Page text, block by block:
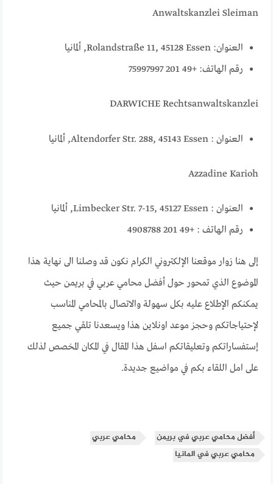
Anwaltskanzlei Sleiman
العنوان: Rolandstraße 11, 45128 Essen, ألمانيا
رقم الهاتف: +49 201 75997997
DARWICHE Rechtsanwaltskanzlei
العنوان : Altendorfer Str. 288, 45143 Essen, ألمانيا
Azzadine Karioh
العنوان : Limbecker Str. 7-15, 45127 Essen, ألمانيا
رقم الهاتف : +49 201 4908788
إلى هنا زوار موقعنا الإلكتروني الكرام نكون قد وصلنا الى نهاية هذا
الموضوع الذي تمحور حول أفضل محامي عربي في بريمن حيث
يمكنكم الإطلاع عليه بكل سهولة والاتصال بالمحامي المناسب
لإحتياجاتكم وحجز موعد اونلاين هذا ويسعدنا تلقي جميع
إستفساراتكم وتعليقاتكم اسفل هذا المقال في المكان المخصص لذلك
على امل اللقاء بكم في مواضيع جديدة.
أفضل محامي عربي في بريمن
محامي عربي
محامي عربي في المانيا